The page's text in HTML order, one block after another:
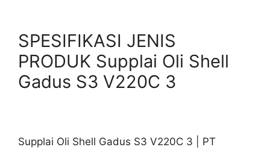
SPESIFIKASI JENIS
PRODUK Supplai Oli Shell
Gadus S3 V220C 3
Supplai Oli Shell Gadus S3 V220C 3 | PT